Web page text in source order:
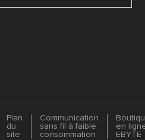
Plan
du
site
Communication
sans fil à faible
consommation
en
EBYTE